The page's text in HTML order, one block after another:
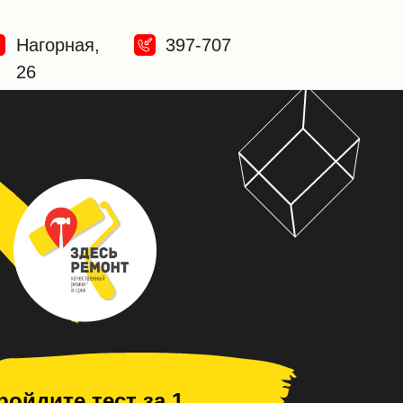
397-707
Нагорная,
26